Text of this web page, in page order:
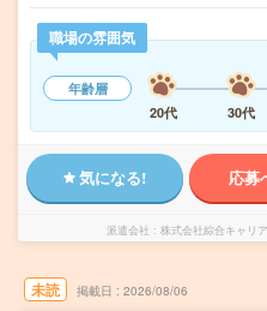
職場の雰囲気
年齢層
20代
30代
気になる! 応募
派遣会社 株式会社綜合キャリ
未読 掲載日 2026/08/06